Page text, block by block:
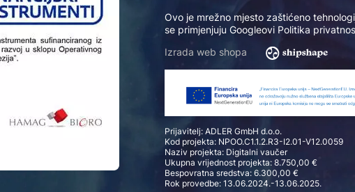
Ovo je mrežno mjesto zaštićeno
se primjenjuju Googleovi Politika
Izrada web shopa
Prijavitelj: ADLER GmbH d.o.o.
Kod projekta: NPOO.C1.1.2.R3-I2.01-V12.0059
Naziv projekta: Digitalni vaučer
Ukupna vrijednost projekta: 8.750,00 €
Bespovratna sredstva: 6.300,00 €
Rok provedbe: 13.06.2024.-13.06.2025.